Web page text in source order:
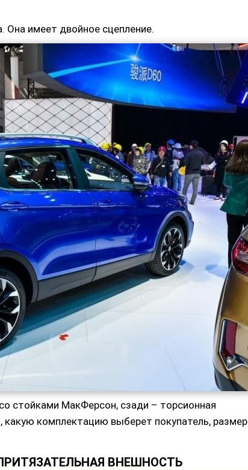
Она имеет двойное сцепление.
стойками МакФерсон, сзади – торсионная
какую комплектацию выберет покупатель, размер
ВНЕШНОСТЬ